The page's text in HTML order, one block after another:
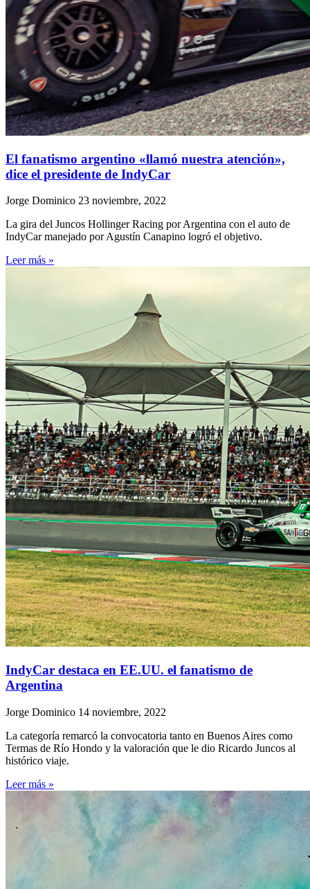
El fanatismo argentino «llamó nuestra atención»,
dice el presidente de IndyCar
Jorge Dominico 23 noviembre, 2022
La gira del Juncos Hollinger Racing por Argentina con el auto de
IndyCar manejado por Agustín Canapino logró el objetivo.
Leer más »
IndyCar destaca en EE.UU. el fanatismo de
Argentina
Jorge Dominico 14 noviembre, 2022
La categoría remarcó la convocatoria tanto en Buenos Aires como
Termas de Río Hondo y la valoración que le dio Ricardo Juncos al
histórico viaje.
Leer más »